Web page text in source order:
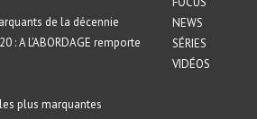
de la décennie
: A L’ABORDAGE remporte
plus marquantes
NEWS
SÉRIES
VIDÉOS